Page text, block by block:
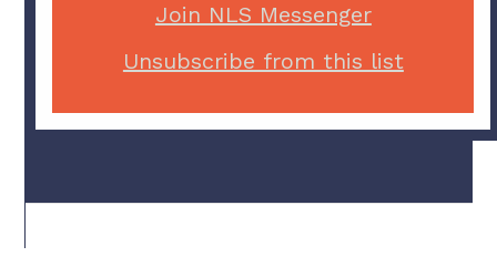
Join NLS Messenger
Unsubscribe from this list